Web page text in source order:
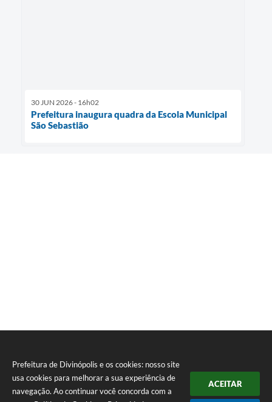
Prefeitura de Divinópolis e os cookies: nosso site
usa cookies para melhorar a sua experiência de
navegação. Ao continuar você concorda com a
ACEITAR
30 JUN 2026 - 16h02
Prefeitura inaugura quadra da Escola Municipal
São Sebastião